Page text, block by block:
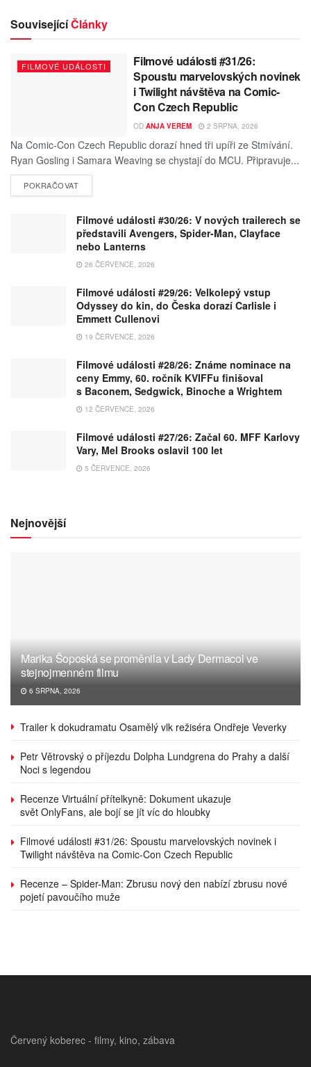
SouvisejícíČlánky
FILMOVÉ UDÁLOSTI
Filmové události #31/26:
Spoustu marvelovských novinek
i Twilight návštěva na Comic-
Con Czech Republic
OD ANJA VEREM 2 SRPNA, 2026
Na Comic-Con Czech Republic dorazí hned tři upíři ze Stmívání.
Ryan Gosling i Samara Weaving se chystají do MCU. Připravuje...
POKRAČOVAT
Filmové události #30/26: V nových trailerech se
představili Avengers, Spider-Man, Clayface
nebo Lanterns
26 ČERVENCE, 2026
Filmové události #29/26: Velkolepý vstup
Odyssey do kin, do Česka dorazí Carlisle i
Emmett Cullenovi
19 ČERVENCE, 2026
Filmové události #28/26: Známe nominace na
ceny Emmy, 60. ročník KVIFFu finišoval
s Baconem, Sedgwick, Binoche a Wrightem
12 ČERVENCE, 2026
Filmové události #27/26: Začal 60. MFF Karlovy
Vary, Mel Brooks oslavil 100 let
5 ČERVENCE, 2026
Nejnovější
Marika Šoposká se proměnila v Lady Dermacol ve
stejnojmenném filmu
6 SRPNA, 2026
Trailer k dokudramatu Osamělý vlk režiséra Ondřeje Veverky
Petr Větrovský o příjezdu Dolpha Lundgrena do Prahy a další
Noci s legendou
Recenze Virtuální přítelkyně: Dokument ukazuje
svět OnlyFans, ale bojí se jít víc do hloubky
Filmové události #31/26: Spoustu marvelovských novinek i
Twilight návštěva na Comic-Con Czech Republic
Recenze – Spider-Man: Zbrusu nový den nabízí zbrusu nové
pojetí pavoučího muže
Červený koberec - filmy, kino, zábava